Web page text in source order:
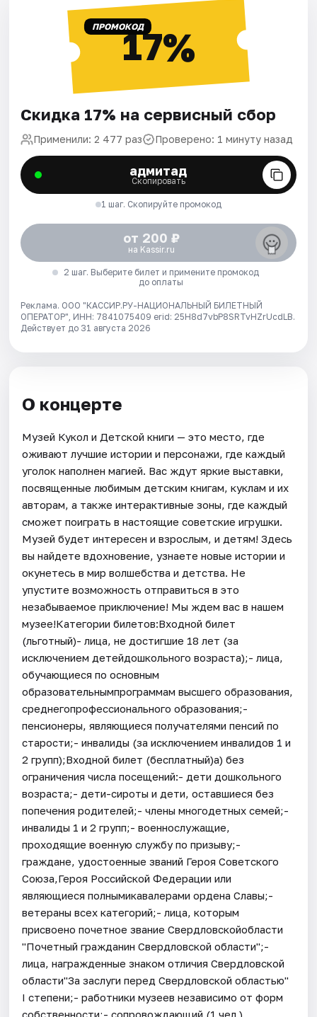
ПРОМОКОД17%
Скидка 17% на сервисный сбор
Применили: 2 477 раз Проверено: 1 минуту назад
адмитад
Скопировать
1 шаг. Скопируйте промокод
от 200 ₽
на Kassir.ru
2 шаг. Выберите билет и примените промокод
до оплаты
Реклама. ООО "КАССИР.РУ-НАЦИОНАЛЬНЫЙ БИЛЕТНЫЙ
ОПЕРАТОР", ИНН: 7841075409 erid: 25H8d7vbP8SRTvHZrUcdLB.
Действует до 31 августа 2026
О концерте
Музей Кукол и Детской книги — это место, где
оживают лучшие истории и персонажи, где каждый
уголок наполнен магией. Вас ждут яркие выставки,
посвященные любимым детским книгам, куклам и их
авторам, а также интерактивные зоны, где каждый
сможет поиграть в настоящие советские игрушки.
Музей будет интересен и взрослым, и детям! Здесь
вы найдете вдохновение, узнаете новые истории и
окунетесь в мир волшебства и детства. Не
упустите возможность отправиться в это
незабываемое приключение! Мы ждем вас в нашем
музее!Категории билетов:Входной билет
(льготный)- лица, не достигшие 18 лет (за
исключением детейдошкольного возраста);- лица,
обучающиеся по основным
образовательнымпрограммам высшего образования,
среднегопрофессионального образования;-
пенсионеры, являющиеся получателями пенсий по
старости;- инвалиды (за исключением инвалидов 1 и
2 групп);Входной билет (бесплатный)а) без
ограничения числа посещений:- дети дошкольного
возраста;- дети-сироты и дети, оставшиеся без
попечения родителей;- члены многодетных семей;-
инвалиды 1 и 2 групп;- военнослужащие,
проходящие военную службу по призыву;-
граждане, удостоенные званий Героя Советского
Союза,Героя Российской Федерации или
являющиеся полнымикавалерами ордена Славы;-
ветераны всех категорий;- лица, которым
присвоено почетное звание Свердловскойобласти
"Почетный гражданин Свердловской области";-
лица, награжденные знаком отличия Свердловской
области"За заслуги перед Свердловской областью"
I степени;- работники музеев независимо от форм
собственности;- сопровождающий (1 чел.)